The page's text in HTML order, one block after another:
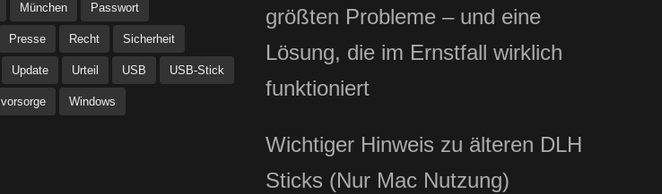
München Passwort
Presse Recht Sicherheit
Update Urteil USB USB-Stick
vorsorge Windows
größten Probleme – und eine
Lösung, die im Ernstfall wirklich
funktioniert
Wichtiger Hinweis zu älteren DLH
Sticks (Nur Mac Nutzung)